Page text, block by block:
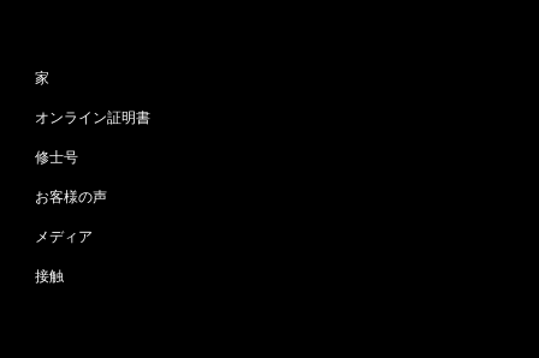
家
オンライン証明書
修士号
お客様の声
メディア
接触